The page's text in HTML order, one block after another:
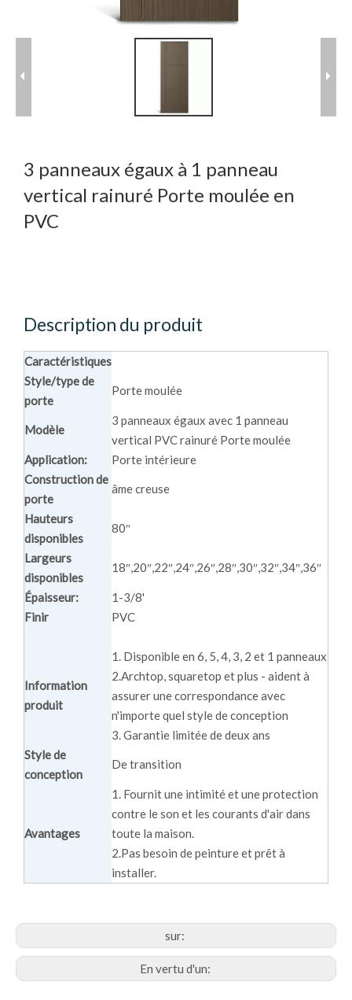
3 panneaux égaux à 1 panneau
vertical rainuré Porte moulée en
PVC
Description du produit
Caractéristiques
Style/type de
porte
Porte moulée
Modèle
3 panneaux égaux avec 1 panneau
vertical PVC rainuré Porte moulée
Application:
Porte intérieure
Construction de
porte
âme creuse
Hauteurs
disponibles
80″
Largeurs
disponibles
18″,20″,22″,24″,26″,28″,30″,32″,34″,36″
Épaisseur:
1-3/8'
Finir
PVC
Information
produit
1. Disponible en 6, 5, 4, 3, 2 et 1 panneaux
2.Archtop, squaretop et plus - aident à
assurer une correspondance avec
n'importe quel style de conception
3. Garantie limitée de deux ans
Style de
conception
De transition
Avantages
1. Fournit une intimité et une protection
contre le son et les courants d'air dans
toute la maison.
2.Pas besoin de peinture et prêt à
installer.
sur:
En vertu d'un: